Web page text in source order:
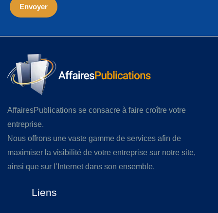
AffairesPublications se consacre à faire croître votre
entreprise.
Nous offrons une vaste gamme de services afin de
maximiser la visibilité de votre entreprise sur notre site,
ainsi que sur l’Internet dans son ensemble.
Liens